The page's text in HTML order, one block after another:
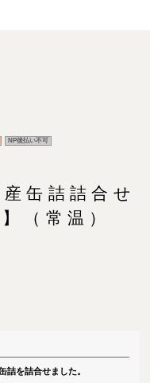
NP後払い不可
缶詰詰合せ
（常温）
詰を詰合せました。